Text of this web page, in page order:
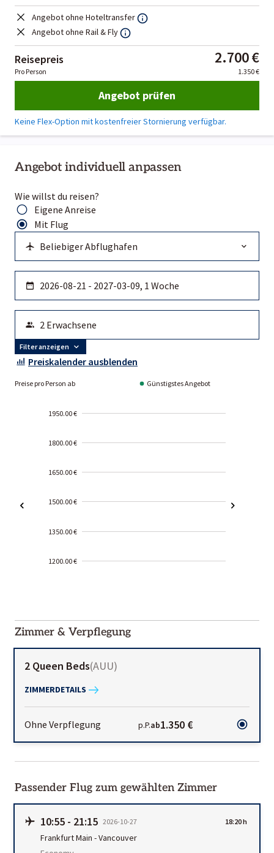
Angebot individuell anpassen
Wie willst du reisen?
Eigene Anreise
Mit Flug
Filter anzeigen
Preiskalender ausblenden
Preise pro Person ab Günstigstes Angebot
1950.00 €
1800.00 €
1650.00 €
1500.00 €
1350.00 €
1200.00 €
01-02
Zimmer & Verpflegung
2 Queen Beds(AUU)
ZIMMERDETAILS
Ohne Verpflegung p.P.ab1.350 €
Passender Flug zum gewählten Zimmer
10:55 - 21:15 2026-10-27 18:20 h
Frankfurt Main -Vancouver
Angebot ohne Hoteltransfer
Angebot ohne Rail & Fly
Reisepreis 2.700 €
Pro Person 1.350 €
Angebot prüfen
Keine Flex-Option mit kostenfreier Stornierung verfügbar.